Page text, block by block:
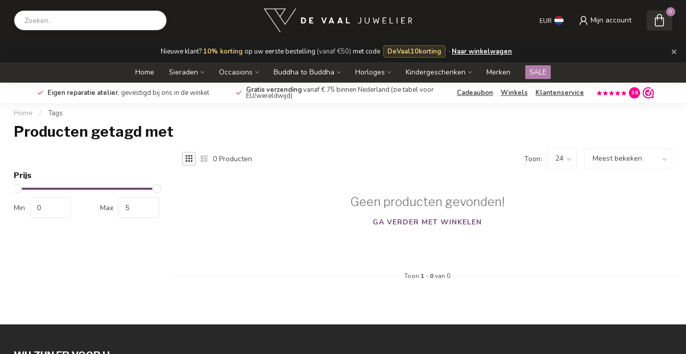
Nieuwe klant? 10% korting op uw eerste bestelling (vanaf €50) met code DeVaal10korting · Naar winkelwagen ×
EUR Mijn account
0
Home Sieraden Occasions Buddha to Buddha Horloges Kindergeschenken Merken SALE
Eigen reparatie atelier, gevestigd bij ons in de winkel Gratis verzendingvanaf € 75 binnen Nederland (zie tabel voor
EU/wereldwijd) Cadeaubon Winkels Klantenservice 9.8
Home / Tags
Producten getagd met
Prijs
Min Max
0 Producten Toon:
Geen producten gevonden!
GA VERDER MET WINKELEN
Toon 1 - 0van 0